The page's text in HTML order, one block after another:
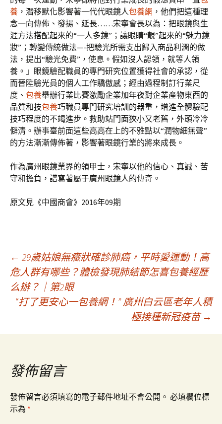
養 ，潛移默化影響著一代代眼鏡人包養網 ，他們把這種理
念一向傳佈、發揚、延長……宋寧會長以為：把眼鏡與生
涯方法搭配起來的“一人多鏡”；讓眼睛“靚”起來的“魅力鏡
妝”；轉變傳統做法—-把驗光所需支出歸入商品利潤的做
法，提出“驗光免費”，使息。假如沒人認領，就等人領
養。」眼鏡驗配職員的專門研究位置獲得社會的承認，從
而晉陞驗光員的個人工作驕傲感；經由過程制訂行業尺
度、 包養舉辦行業比賽激勵企業加年夜對企業產物東西的
品質和技包養巧職員專門研究培訓的器重，增進全體驗配
技巧程度的不竭進步。救助站門面狹小又老舊，外頭冷冷
僻清。辦事臺前面這些高高在上的不雅點以“潤物細無聲”
的方法漸漸傳佈著，影響著眼鏡行業的將來成長。
作為廣州眼鏡業界的領甲士，宋寧以他的信心、真誠、苦
守和擔負，譜寫著屬于廣州眼鏡人的傳奇。
原文見《中國商會》2016年09期
文
章
導
覽
← 29歲姑娘無癥狀確診肺癌，平時愛運動！高
危人群有哪些？體檢發現肺結節怎喜包養經歷
么辦？｜第2眼
“打了更安心一包養網！” 廣州白云區老年人積
極接種新冠疫苗 →
發佈留言
發佈留言必須填寫的電子郵件地址不會公開。 必填欄位標
示為 *